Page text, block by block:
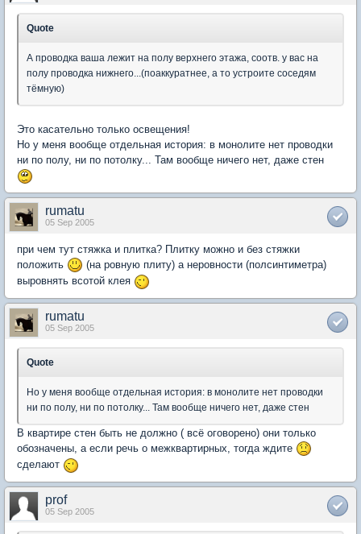
Quote
А проводка ваша лежит на полу верхнего этажа, соотв. у вас на
полу проводка нижнего...(поаккуратнее, а то устроите соседям
тёмную)
Это касательно только освещения!
Но у меня вообще отдельная история: в монолите нет проводки
ни по полу, ни по потолку... Там вообще ничего нет, даже стен
rumatu
05 Sep 2005
при чем тут стяжка и плитка? Плитку можно и без стяжки
положить
(на ровную плиту) а неровности (полсинтиметра)
выровнять всотой клея
rumatu
05 Sep 2005
Quote
Но у меня вообще отдельная история: в монолите нет проводки
ни по полу, ни по потолку... Там вообще ничего нет, даже стен
В квартире стен быть не должно ( всё оговорено) они только
обозначены, а если речь о межквартирных, тогда ждите
сделают
prof
05 Sep 2005